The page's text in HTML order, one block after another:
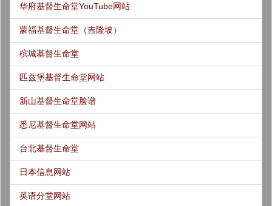
华府基督生命堂YouTube网站
蒙福基督生命堂（吉隆坡）
槟城基督生命堂
匹兹堡基督生命堂网站
新山基督生命堂脸谱
悉尼基督生命堂网站
台北基督生命堂
日本信息网站
英语分堂网站